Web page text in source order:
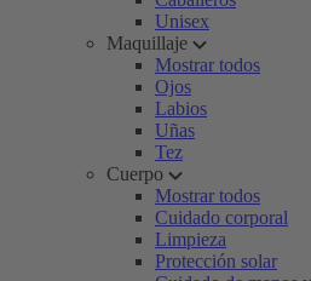
Unisex
Maquillaje
Mostrar todos
Ojos
Labios
Uñas
Tez
Cuerpo
Mostrar todos
Cuidado corporal
Limpieza
Protección solar